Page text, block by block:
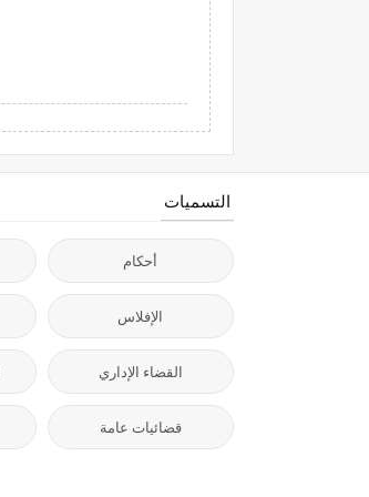
التسميات
أحكام
الإفلاس
القضاء الإداري
قضائيات عامة